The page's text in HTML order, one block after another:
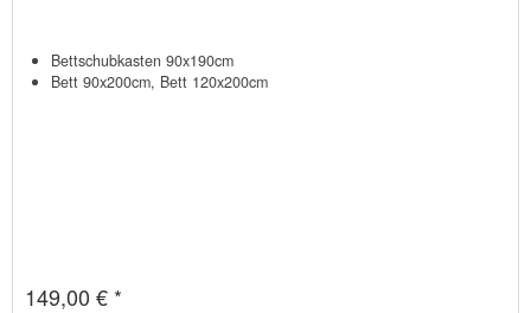
Bettschubkasten 90x190cm
Bett 90x200cm, Bett 120x200cm
149,00 € *